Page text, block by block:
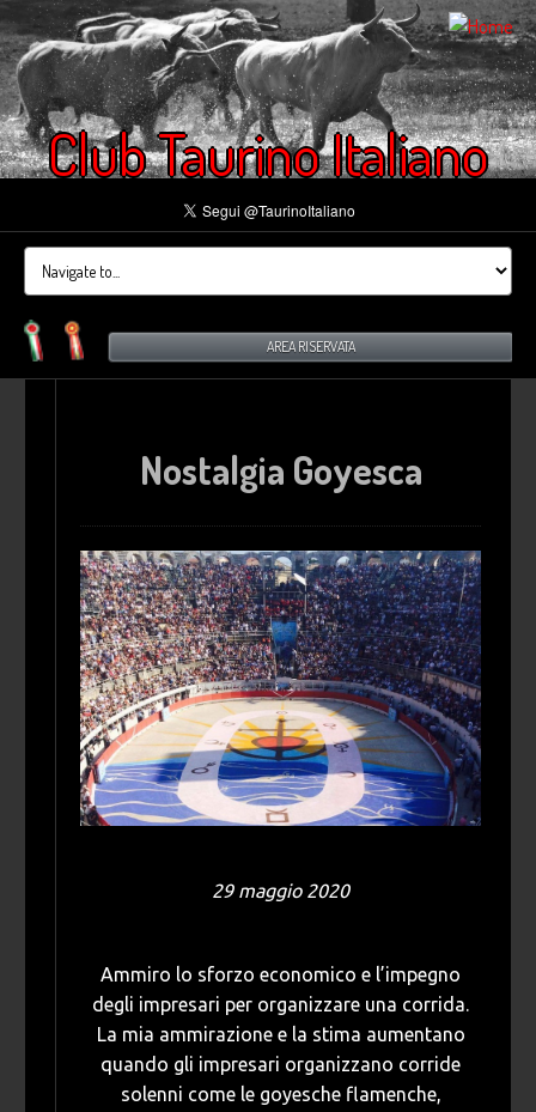
Club Taurino Italiano
AREA RISERVATA
Nostalgia Goyesca
29 maggio 2020
Ammiro lo sforzo economico e l’impegno
degli impresari per organizzare una corrida.
La mia ammirazione e la stima aumentano
quando gli impresari organizzano corride
solenni come le goyesche flamenche,